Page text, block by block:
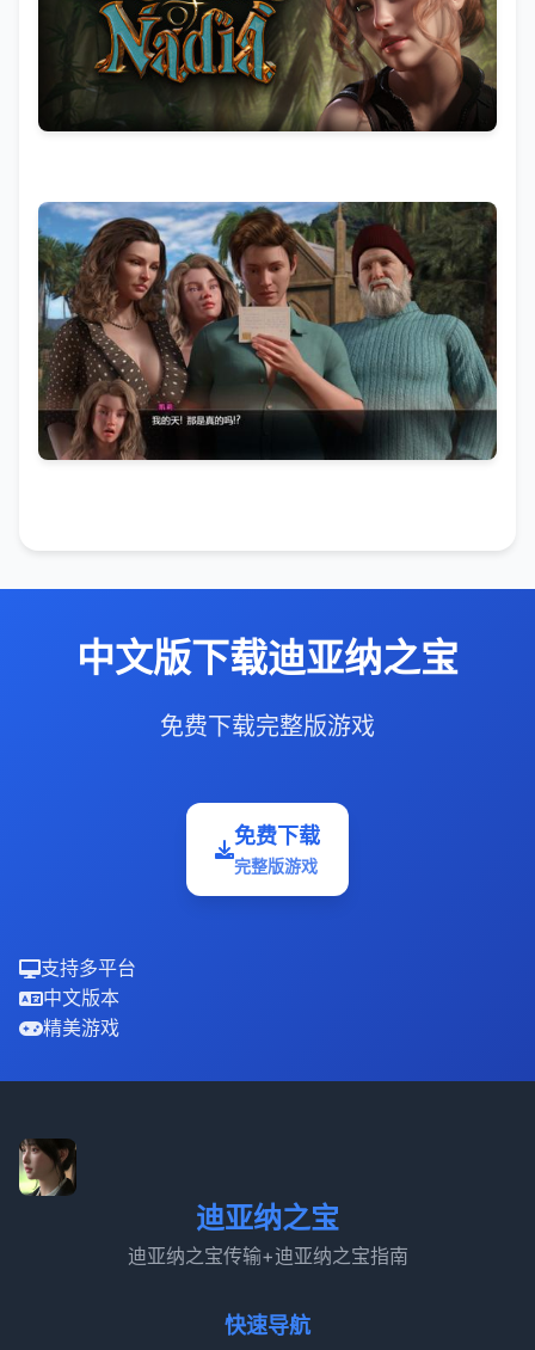
中文版下载迪亚纳之宝
免费下载完整版游戏
免费下载
完整版游戏
支持多平台
中文版本
精美游戏
迪亚纳之宝
迪亚纳之宝传输+迪亚纳之宝指南
快速导航